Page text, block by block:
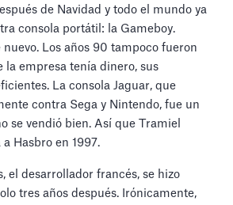
de Navidad y todo el mundo ya
consola portátil: la Gameboy.
nuevo. Los años 90 tampoco fueron
la empresa tenía dinero, sus
La consola Jaguar, que
contra Sega y Nintendo, fue un
se vendió bien. Así que Tramiel
Hasbro en 1997.
el desarrollador francés, se hizo
tres años después. Irónicamente,